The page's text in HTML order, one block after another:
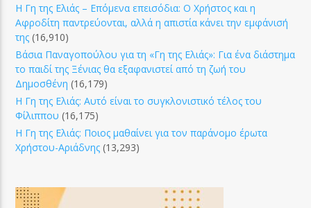
Η Γη της Ελιάς – Επόμενα επεισόδια: Ο Χρήστος και η
Αφροδίτη παντρεύονται, αλλά η απιστία κάνει την εμφάνισή
της (16,910)
Βάσια Παναγοπούλου για τη «Γη της Ελιάς»: Για ένα διάστημα
το παιδί της Ξένιας θα εξαφανιστεί από τη ζωή του
Δημοσθένη (16,179)
Η Γη της Ελιάς: Αυτό είναι το συγκλονιστικό τέλος του
Φίλιππου (16,175)
Η Γη της Ελιάς: Ποιος μαθαίνει για τον παράνομο έρωτα
Χρήστου-Αριάδνης (13,293)